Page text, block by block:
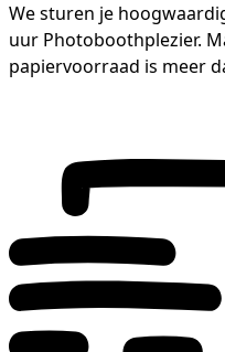
We sturen je
uur Photoboothplezier.
papiervoorraad is meer